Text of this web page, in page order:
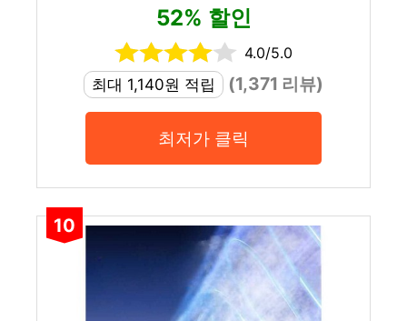
52% 할인
4.0/5.0
최대 1,140원 적립
(1,371 리뷰)
최저가 클릭
10